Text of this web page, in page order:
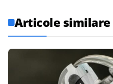
Articole similare